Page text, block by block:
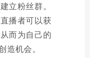
立粉丝群。
播者可以获
而为自己的
造机会。